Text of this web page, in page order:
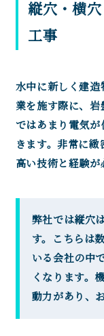
縦穴・横
工事
水中に新しく建
業を施す際に、
ではあまり電気
きます。非常に緻
高い技術と経験が
弊社では縦穴
す。こちらは
いる会社の中
くなります。
動力があり、